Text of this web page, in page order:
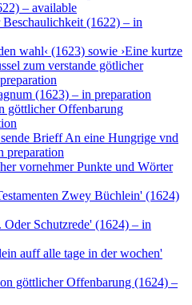
– available
(1622) – in
wahl‹ (1623) sowie ›Eine kurtze
zum verstande götlicher
(1623) – in preparation
göttlicher Offenbarung
Brieff An eine Hungrige vnd
preparation
vornehmer Punkte und Wörter
Zwey Büchlein' (1624)
Schutzrede' (1624) – in
auff alle tage in der wochen'
göttlicher Offenbarung (1624) –